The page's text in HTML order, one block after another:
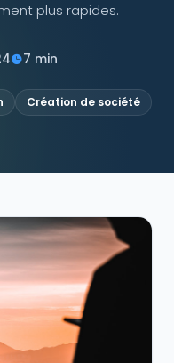
plus rapides.
7 min
Création de société